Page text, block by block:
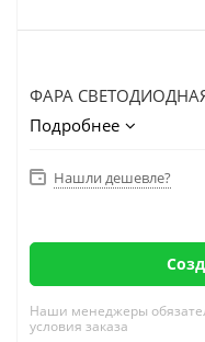
ФАРА СВЕТОДИОДНАЯ
Подробнее
Нашли дешевле?
Наши менеджеры
условия заказа